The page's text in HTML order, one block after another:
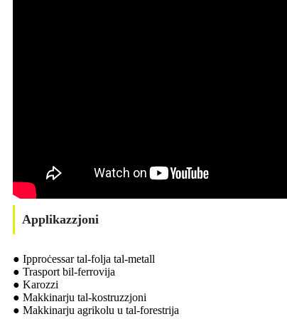
Applikazzjoni
● Ipproċessar tal-folja tal-metall
● Trasport bil-ferrovija
● Karozzi
● Makkinarju tal-kostruzzjoni
● Makkinarju agrikolu u tal-forestrija